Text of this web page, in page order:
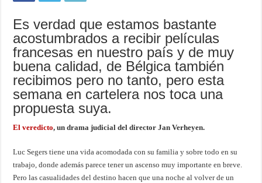
Es verdad que estamos bastante
acostumbrados a recibir películas
francesas en nuestro país y de muy
buena calidad, de Bélgica también
recibimos pero no tanto, pero esta
semana en cartelera nos toca una
propuesta suya.
El veredicto, un drama judicial del director Jan Verheyen.
Luc Segers tiene una vida acomodada con su familia y sobre todo en su
trabajo, donde además parece tener un ascenso muy importante en breve.
Pero las casualidades del destino hacen que una noche al volver de un